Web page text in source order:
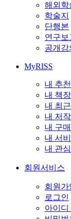
해외학
학술지
단행본
연구보
공개강
MyRISS
내 추
내 책장
내 최
내 저
내 구
내 서
내 관
회원서비스
회원가
로그인
아이디